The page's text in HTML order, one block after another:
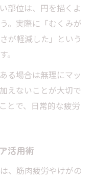
部位は、円を描くよ
。実際に「むくみが
が軽減した」という
。
る場合は無理にマッ
えないことが大切で
とで、日常的な疲労
活用術
、筋肉疲労やけがの